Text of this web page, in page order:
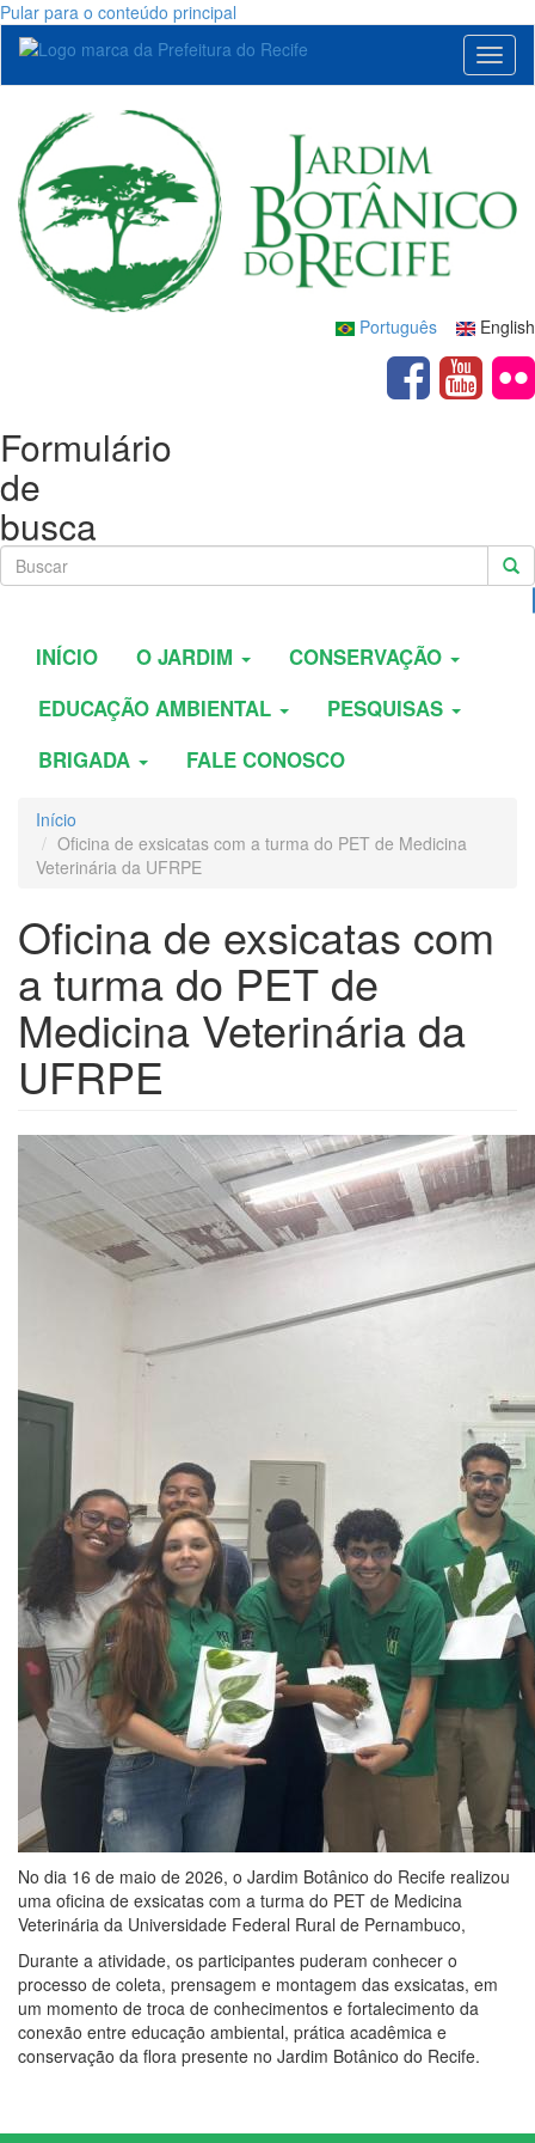
Pular para o conteúdo principal
English
Português
Formulário
de
busca
INÍCIO O JARDIM
CONSERVAÇÃO
EDUCAÇÃO AMBIENTAL
PESQUISAS
BRIGADA
FALE CONOSCO
Início
Oficina de exsicatas com a turma do PET de Medicina
Veterinária da UFRPE
Oficina de exsicatas com
a turma do PET de
Medicina Veterinária da
UFRPE
No dia 16 de maio de 2026, o Jardim Botânico do Recife realizou
uma oficina de exsicatas com a turma do PET de Medicina
Veterinária da Universidade Federal Rural de Pernambuco,
Durante a atividade, os participantes puderam conhecer o
processo de coleta, prensagem e montagem das exsicatas, em
um momento de troca de conhecimentos e fortalecimento da
conexão entre educação ambiental, prática acadêmica e
conservação da flora presente no Jardim Botânico do Recife.